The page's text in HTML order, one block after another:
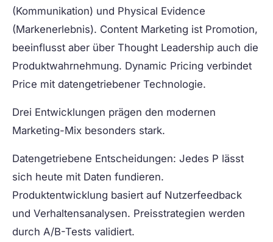
(Kommunikation) und Physical Evidence
(Markenerlebnis). Content Marketing ist Promotion,
beeinflusst aber über Thought Leadership auch die
Produktwahrnehmung. Dynamic Pricing verbindet
Price mit datengetriebener Technologie.
Drei Entwicklungen prägen den modernen
Marketing-Mix besonders stark.
Datengetriebene Entscheidungen: Jedes P lässt
sich heute mit Daten fundieren.
Produktentwicklung basiert auf Nutzerfeedback
und Verhaltensanalysen. Preisstrategien werden
durch A/B-Tests validiert.